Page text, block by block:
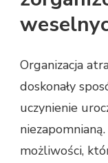
Organizacja
doskonały
uczynienie
możliwości,